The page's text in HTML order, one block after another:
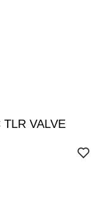
TLR VALVE